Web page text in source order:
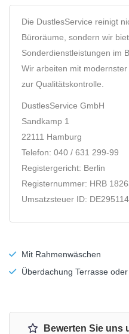
Die DustlesService reinigt
Büroräume, sondern wir
Sonderdienstleistungen im
Wir arbeiten mit
zur Qualitätskontrolle.
DustlesService GmbH
Sandkamp 1
22111 Hamburg
Telefon: 040 / 631 299-99
Registergericht: Berlin
Registernummer: HRB
Umsatzsteuer ID:
Mit Rahmenwäschen
Überdachung Terrasse
Bewerten Sie uns